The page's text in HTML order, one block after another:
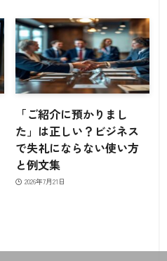
「ご紹介に預かりまし
た」は正しい？ビジネス
で失礼にならない使い方
と例文集
2026年7月21日